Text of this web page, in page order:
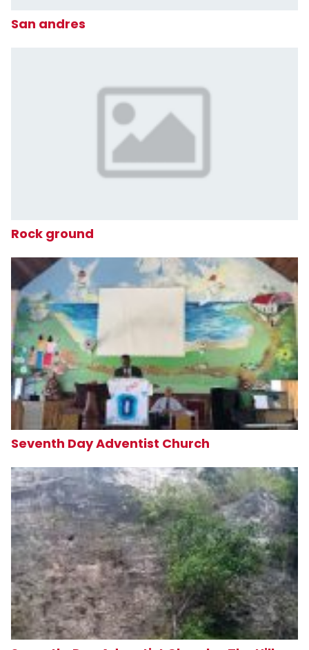
San andres
Rock ground
Seventh Day Adventist Church